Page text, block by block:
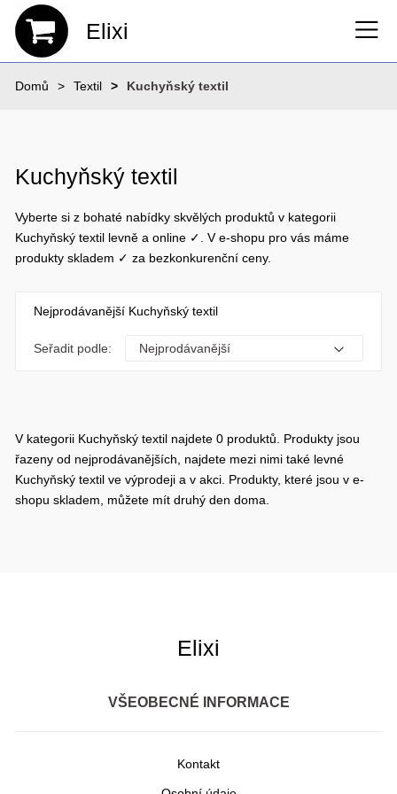
Elixi
Domů Textil Kuchyňský textil
Kuchyňský textil
Vyberte si z bohaté nabídky skvělých produktů v kategorii
Kuchyňský textil levně a online ✓. V e-shopu pro vás máme
produkty skladem ✓ za bezkonkurenční ceny.
Nejprodávanější Kuchyňský textil
Seřadit podle:
V kategorii Kuchyňský textil najdete 0 produktů. Produkty jsou
řazeny od nejprodávanějších, najdete mezi nimi také levné
Kuchyňský textil ve výprodeji a v akci. Produkty, které jsou v e-
shopu skladem, můžete mít druhý den doma.
Elixi
VŠEOBECNÉ INFORMACE
Kontakt